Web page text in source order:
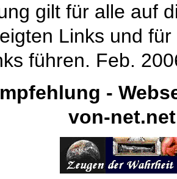
gilt für alle auf
Links und
führen. Feb.
-
von-net.net